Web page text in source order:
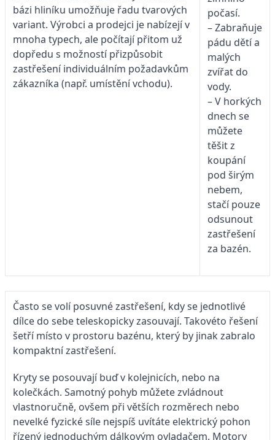
bázi hliníku umožňuje řadu tvarových
variant. Výrobci a prodejci je nabízejí v
mnoha typech, ale počítají přitom už
dopředu s možností přizpůsobit
zastřešení individuálním požadavkům
zákazníka (např. umístění vchodu).
počasí.
– Zabraňuje
pádu dětí a
malých
zvířat do
vody.
– V horkých
dnech se
můžete
těšit z
koupání
pod širým
nebem,
stačí pouze
odsunout
zastřešení
za bazén.
Často se volí posuvné zastřešení, kdy se jednotlivé
dílce do sebe teleskopicky zasouvají. Takovéto řešení
šetří místo v prostoru bazénu, který by jinak zabralo
kompaktní zastřešení.
Kryty se posouvají buď v kolejnicích, nebo na
kolečkách. Samotný pohyb můžete zvládnout
vlastnoručně, ovšem při větších rozměrech nebo
nevelké fyzické síle nejspíš uvítáte elektrický pohon
řízený jednoduchým dálkovým ovladačem. Motory